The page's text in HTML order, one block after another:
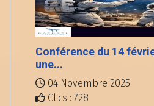
Conférence du 14
une...
04 Novembre 2025
Clics : 728